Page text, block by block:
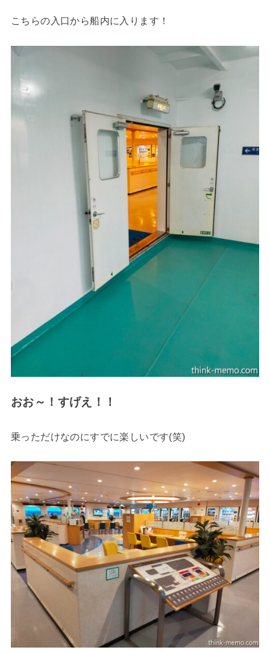
こちらの入口から船内に入ります！
おお～！すげえ！！
乗っただけなのにすでに楽しいです(笑)